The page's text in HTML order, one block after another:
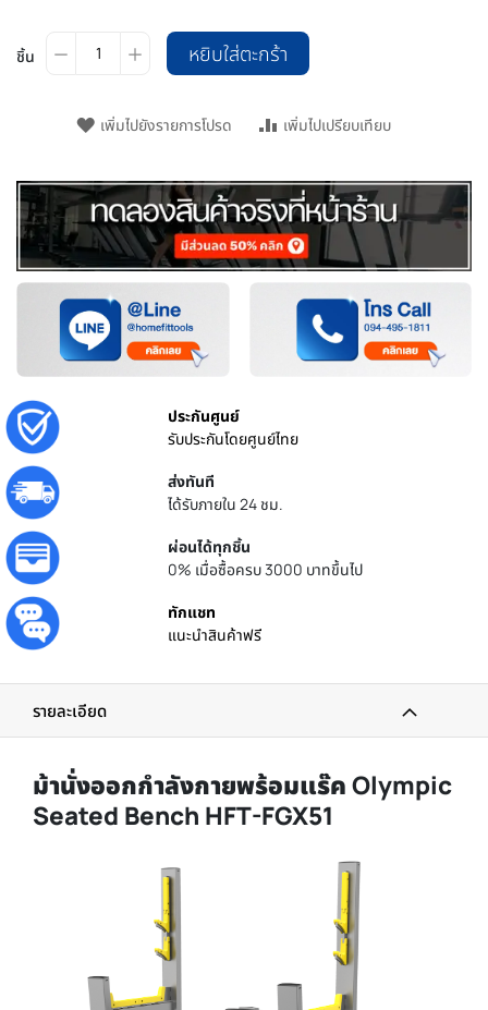
ชิ้น หยิบใส่ตะกร้า
เพิ่มไปยังรายการโปรด เพิ่มไปเปรียบเทียบ
ประกันศูนย์
รับประกันโดยศูนย์ไทย
ส่งทันที
ได้รับภายใน 24 ชม.
ผ่อนได้ทุกชิ้น
0% เมื่อซื้อครบ 3000 บาทขึ้นไป
ทักแชท
แนะนำสินค้าฟรี
รายละเอียด
ม้านั่งออกกำลังกายพร้อมแร๊ค Olympic
Seated Bench HFT-FGX51